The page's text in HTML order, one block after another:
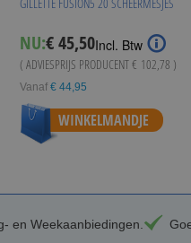
NU:€ 45,50Incl. Btw
( ADVIESPRIJS PRODUCENT€ 102,78 )
Vanaf € 44,95
WINKELMANDJE
en Weekaanbiedingen.